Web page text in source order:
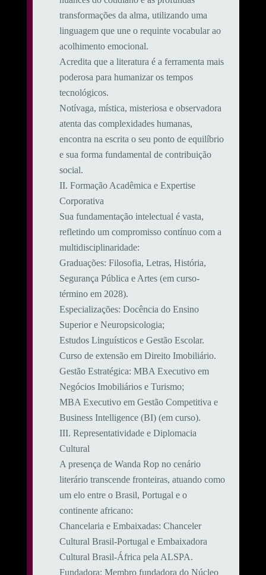
transformações da alma, utilizando uma
linguagem que une o requinte vocabular ao
acolhimento emocional.
​Acredita que a literatura é a ferramenta mais
poderosa para humanizar os tempos
tecnológicos.
Notívaga, mística, misteriosa e observadora
atenta das complexidades humanas,
encontra na escrita o seu ponto de equilíbrio
e sua forma fundamental de contribuição
social.
​II. Formação Acadêmica e Expertise
Corporativa
​Sua fundamentação intelectual é vasta,
refletindo um compromisso contínuo com a
multidisciplinaridade:
​Graduações: Filosofia, Letras, História,
Segurança Pública e Artes (em curso-
término em 2028).
​Especializações: Docência do Ensino
Superior e Neuropsicologia;
Estudos Linguísticos e Gestão Escolar.
Curso de extensão em Direito Imobiliário.
​Gestão Estratégica: MBA Executivo em
Negócios Imobiliários e Turismo;
MBA Executivo em Gestão Competitiva e
Business Intelligence (BI) (em curso).
​III. Representatividade e Diplomacia
Cultural
​A presença de Wanda Rop no cenário
literário transcende fronteiras, atuando como
um elo entre o Brasil, Portugal e o
continente africano:
​Chancelaria e Embaixadas: Chanceler
Cultural Brasil-Portugal e Embaixadora
Cultural Brasil-África pela ALSPA.
​Fundadora: Membro fundadora do Núcleo